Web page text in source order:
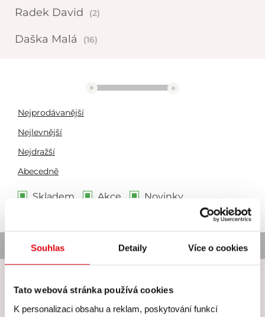
Souhlas Detaily Více o cookies
Tato webová stránka používá cookies
K personalizaci obsahu a reklam, poskytování funkcí
Radek David (2)
Daška Malá (16)
Nejprodávanější
Nejlevnější
Nejdražší
Abecedně
Skladem Akce Novinky
Nebyl nalezen žádný produkt